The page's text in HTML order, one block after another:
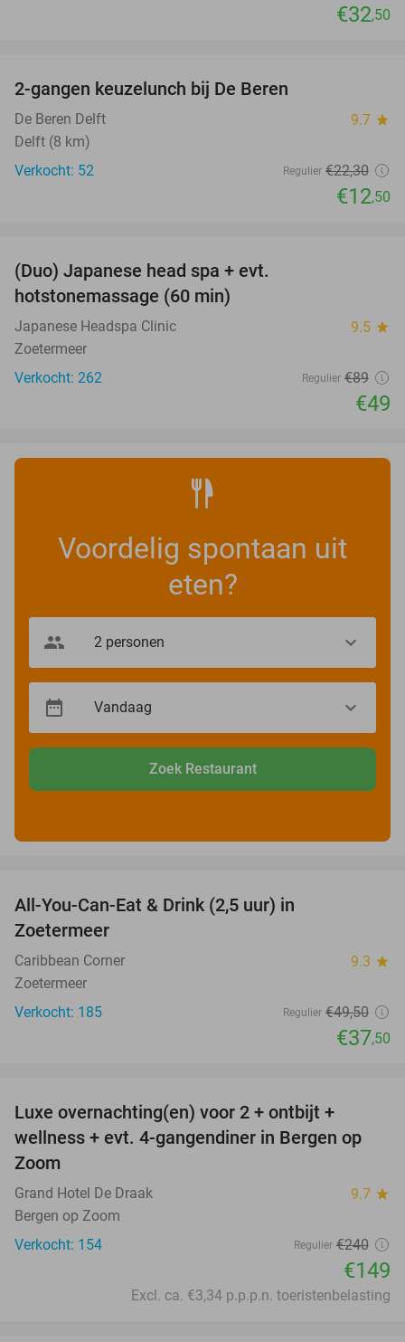
€32,50
NEW
TODAY
2-gangen keuzelunch bij De Beren
De Beren Delft 9.7 star
Delft (8 km)
Verkocht: 52
Regulier €22,30
€12,50
(Duo) Japanese head spa + evt.
hotstonemassage (60 min)
Japanese Headspa Clinic 9.5 star
Zoetermeer
Verkocht: 262
Regulier €89
€49
Voordelig spontaan uit
eten?
Zoek Restaurant
All-You-Can-Eat & Drink (2,5 uur) in
Zoetermeer
Caribbean Corner 9.3 star
Zoetermeer
Verkocht: 185
Regulier €49,50
€37,50
Luxe overnachting(en) voor 2 + ontbijt +
wellness + evt. 4-gangendiner in Bergen op
Zoom
Grand Hotel De Draak 9.7 star
Bergen op Zoom
Verkocht: 154
Regulier €240
€149
Excl. ca. €3,34 p.p.p.n. toeristenbelasting